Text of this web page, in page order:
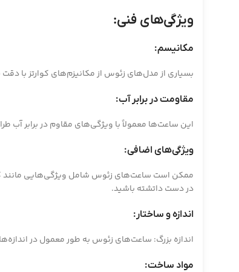
ویژگی‌های فنی:
مکانیسم:
بسیاری از مدل‌های زئوس از مکانیزم‌های کوارتز با
مقاومت در برابر آب:
این ساعت‌ها معمولاً با ویژگی‌های مقاوم در برابر
ویژگی‌های اضافی:
ممکن است ساعت‌های زئوس شامل ویژگی‌هایی مانند
در دست داتشته باشید.
اندازه و ساختار:
اندازه بزرگ: ساعت‌های زئوس به طور معمول در
مواد ساخت: